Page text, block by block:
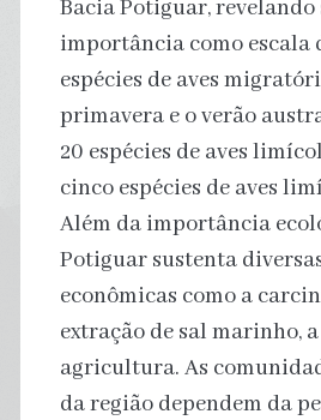
Bacia Potiguar, revelando
importância como escala
espécies de aves
primavera e o verão
20 espécies de aves
cinco espécies de aves
Além da importância
Potiguar sustenta
econômicas como a
extração de sal marinho,
agricultura. As
da região dependem da